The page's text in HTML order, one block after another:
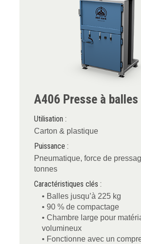
A406 Presse à balles
Utilisation :
Carton & plastique
Puissance :
Pneumatique, force de
tonnes
Caractéristiques clés :
• Balles jusqu’à 225 kg
• 90 % de compactage
• Chambre large pour
volumineux
• Fonctionne avec un